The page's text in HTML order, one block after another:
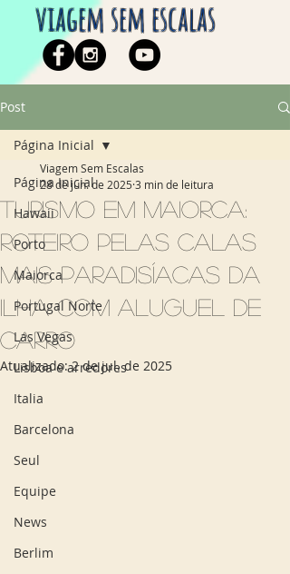
viagem sem escalas
Post
Página Inicial
Hawaii
Porto
Maiorca
Portugal Norte
Las Vegas
Lisboa e arredores
Italia
Barcelona
Seul
Equipe
News
Berlim
Página Inicial
Turismo em Maiorca:
roteiro pelas calas
mais paradisíacas da
ilha com aluguel de
carro
Viagem Sem Escalas
28 de jun. de 2025 3 min de leitura
Atualizado:2 de jul. de 2025